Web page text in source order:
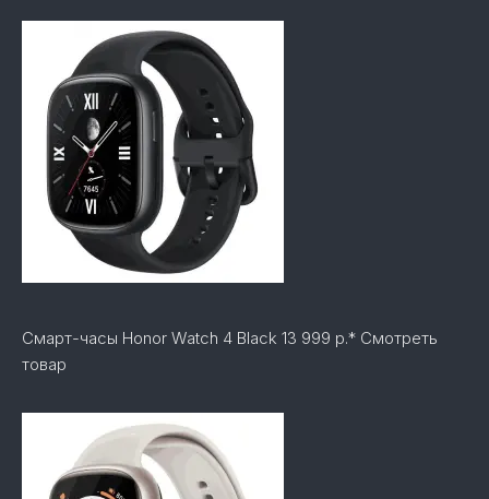
Смарт-часы Honor Watch 4 Black 13 999 р.* Смотреть
товар